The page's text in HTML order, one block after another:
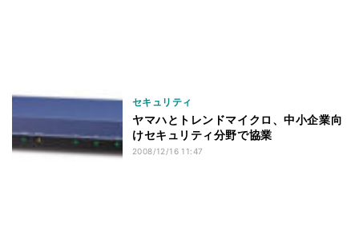
セキュリティ
ヤマハとトレンドマイクロ、中小企業向
けセキュリティ分野で協業
2008/12/16 11:47